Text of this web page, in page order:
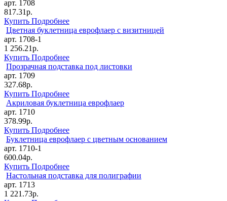
арт. 1708
817.31р.
Купить Подробнее
Цветная буклетница еврофлаер с визитницей
арт. 1708-1
1 256.21р.
Купить Подробнее
Прозрачная подставка под листовки
арт. 1709
327.68р.
Купить Подробнее
Акриловая буклетница еврофлаер
арт. 1710
378.99р.
Купить Подробнее
Буклетница еврофлаер с цветным основанием
арт. 1710-1
600.04р.
Купить Подробнее
Настольная подставка для полиграфии
арт. 1713
1 221.73р.